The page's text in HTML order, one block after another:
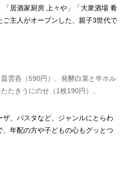
「居酒家厨房 上々や」「大衆酒場 肴
ご主人がオープンした、親子3世代で
雲呑（590円）、発酵白菜と牛ホル
たきうにのせ（1枚190円）。
、パスタなど、ジャンルにとらわ
年配の方や子どもの心もグッとつ